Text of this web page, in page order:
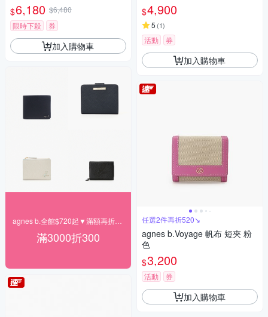
$6,180 $6,480
限時下殺
券
加入購物車
滿3000折300
$4,900
5 (1)
活動 券
加入購物車
任選2件再折520↘
agnes b.Voyage 帆布 短夾 粉
色
$3,200
活動 券
加入購物車